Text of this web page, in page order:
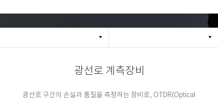
광선로 계측장비
광선로 구간의 손실과 품질을 측정하는 장비로, OTDR(Optical